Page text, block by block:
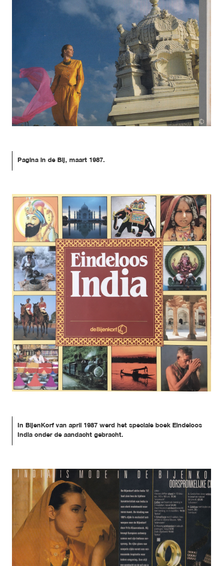
Pagina in de Bij, maart 1987.
In BijenKorf van april 1987 werd het speciale boek Eindeloos
India onder de aandacht gebracht.